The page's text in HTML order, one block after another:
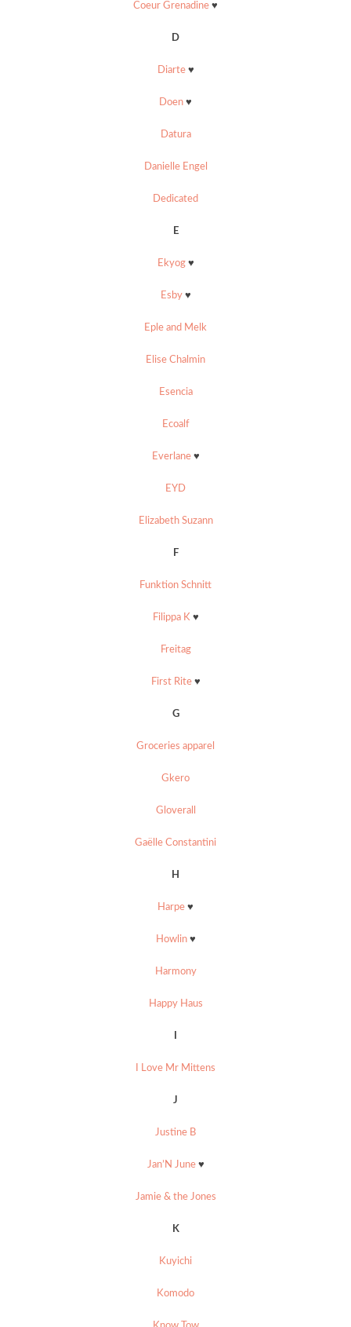
Coeur Grenadine ♥
D
Diarte♥
Doen ♥
Datura
Danielle Engel
Dedicated
E
Ekyog♥
Esby♥
Eple and Melk
Elise Chalmin
Esencia
Ecoalf
Everlane♥
EYD
Elizabeth Suzann
F
Funktion Schnitt
Filippa K♥
Freitag
First Rite♥
G
Groceries apparel
Gkero
Gloverall
Gaëlle Constantini
H
Harpe ♥
Howlin♥
Harmony
Happy Haus
I Love Mr Mittens
J
Justine B
Jan’N June♥
Jamie & the Jones
K
Kuyichi
Komodo